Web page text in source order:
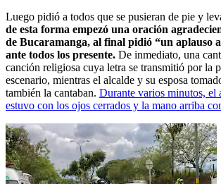
Luego pidió a todos que se pusieran de pie y
de esta forma empezó una oración
de Bucaramanga, al final pidió “un aplauso
ante todos los presente. De inmediato, una
canción religiosa cuya letra se transmitió por la
escenario, mientras el alcalde y su esposa
también la cantaban. Durante varios minutos, el
estuvo con los ojos cerrados y la mano arriba